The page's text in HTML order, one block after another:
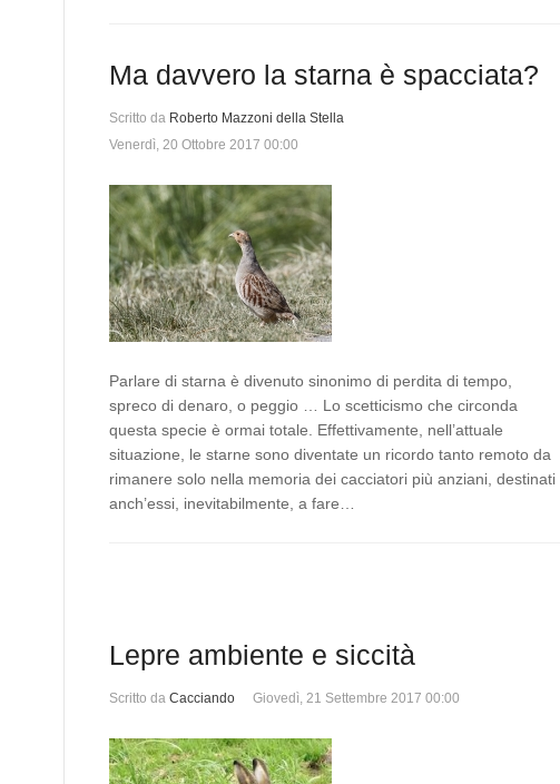
Ma davvero la starna è spacciata?
Scritto da Roberto Mazzoni della Stella
Venerdì, 20 Ottobre 2017 00:00
Parlare di starna è divenuto sinonimo di perdita di tempo,
spreco di denaro, o peggio … Lo scetticismo che circonda
questa specie è ormai totale. Effettivamente, nell’attuale
situazione, le starne sono diventate un ricordo tanto remoto da
rimanere solo nella memoria dei cacciatori più anziani, destinati
anch’essi, inevitabilmente, a fare…
Lepre ambiente e siccità
Scritto da Cacciando Giovedì, 21 Settembre 2017 00:00